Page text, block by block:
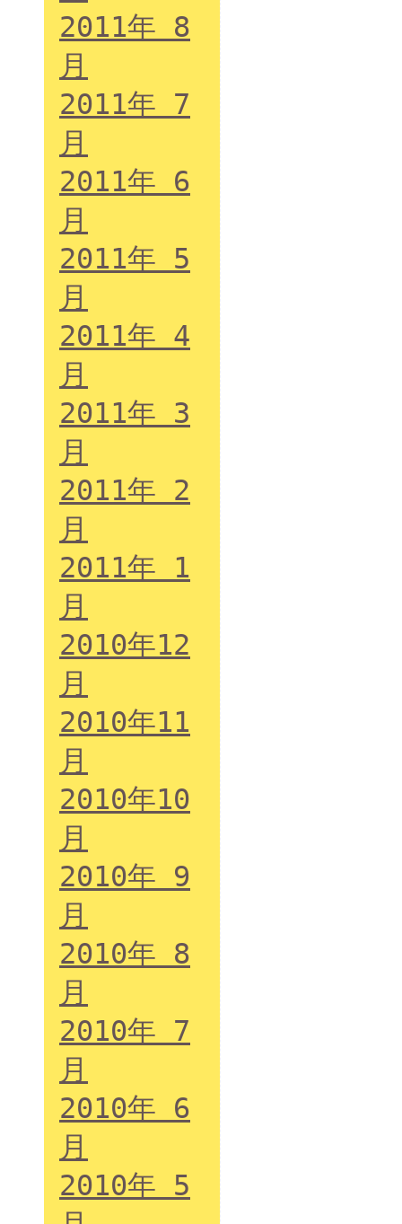
2011年 8
月
2011年 7
月
2011年 6
月
2011年 5
月
2011年 4
月
2011年 3
月
2011年 2
月
2011年 1
月
2010年12
月
2010年11
月
2010年10
月
2010年 9
月
2010年 8
月
2010年 7
月
2010年 6
月
2010年 5